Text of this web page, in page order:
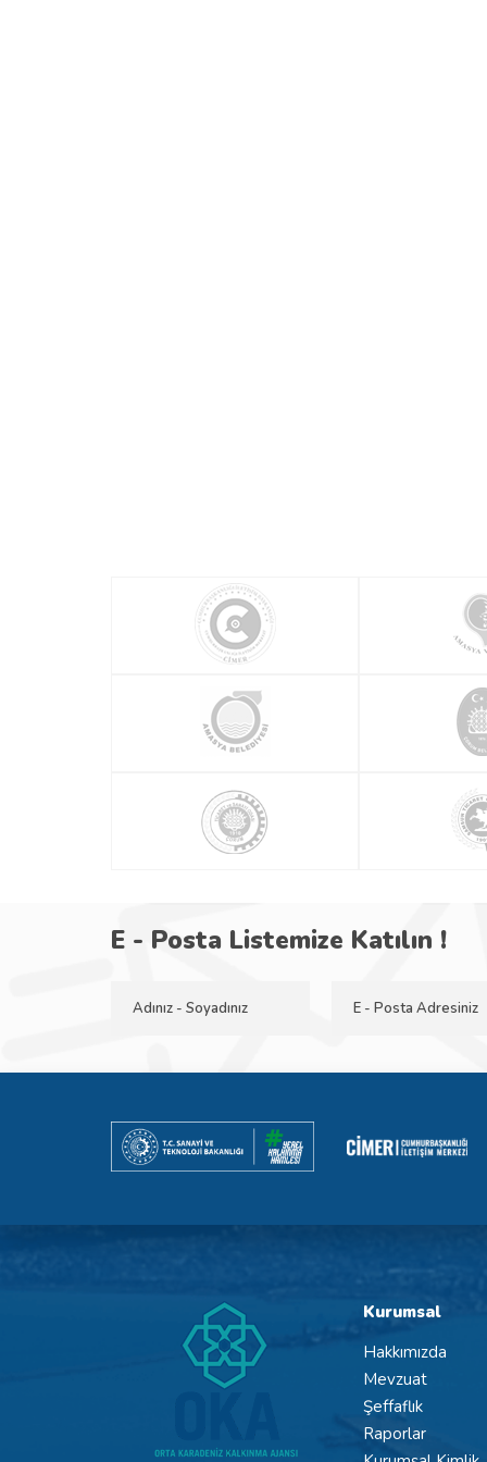
E - Posta Listemize Katılın !
Kurumsal
Hakkımızda
Mevzuat
Şeffaflık
Raporlar